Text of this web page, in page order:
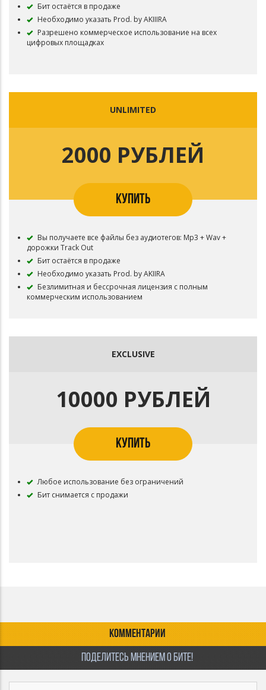
Бит остаётся в продаже
Необходимо указать Prod. by AKIIIRA
Разрешено коммерческое использование на всех
цифровых площадках
UNLIMITED
2000 РУБЛЕЙ
КУПИТЬ
Вы получаете все файлы без аудиотегов: Mp3 + Wav +
дорожки Track Out
Бит остаётся в продаже
Необходимо указать Prod. by AKIIRA
Безлимитная и бессрочная лицензия с полным
коммерческим использованием
EXCLUSIVE
10000 РУБЛЕЙ
КУПИТЬ
Любое использование без ограничений
Бит снимается с продажи
КОММЕНТАРИИ
ПОДЕЛИТЕСЬ МНЕНИЕМ О БИТЕ!